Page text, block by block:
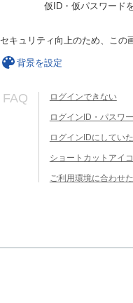
仮ID・仮パスワード
セキュリティ向上のため、この
背景を設定
FAQ ログインできない
ログインID・パスワ
ログインIDにしてい
ショートカットアイ
ご利用環境に合わせ